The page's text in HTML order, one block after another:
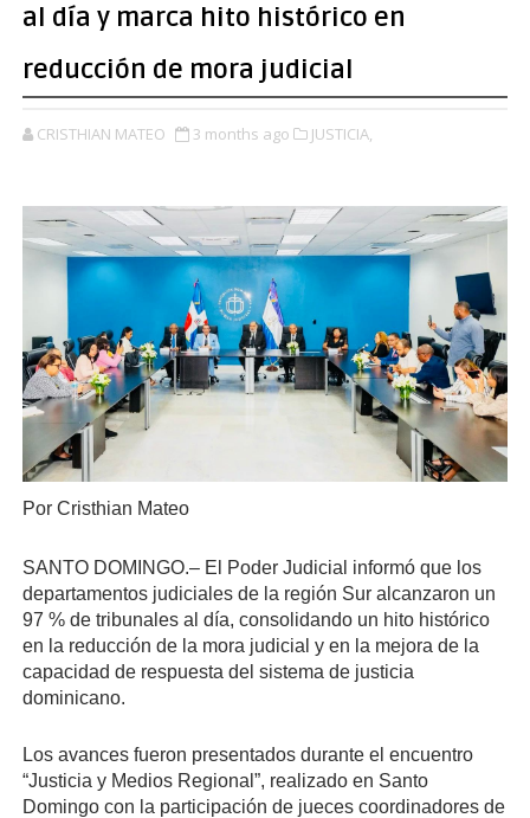
al día y marca hito histórico en
reducción de mora judicial
CRISTHIAN MATEO 3 months ago JUSTICIA,
Por Cristhian Mateo
SANTO DOMINGO.– El Poder Judicial informó que los
departamentos judiciales de la región Sur alcanzaron un
97 % de tribunales al día, consolidando un hito histórico
en la reducción de la mora judicial y en la mejora de la
capacidad de respuesta del sistema de justicia
dominicano.
Los avances fueron presentados durante el encuentro
“Justicia y Medios Regional”, realizado en Santo
Domingo con la participación de jueces coordinadores de